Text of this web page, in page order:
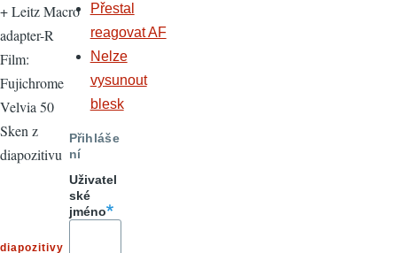
+ Leitz Macro
adapter-R
Film:
Fujichrome
Velvia 50
Sken z
diapozitivu
diapozitivy
Přestal
reagovat AF
Nelze
vysunout
blesk
Přihláše
ní
Uživatel
ské
jméno